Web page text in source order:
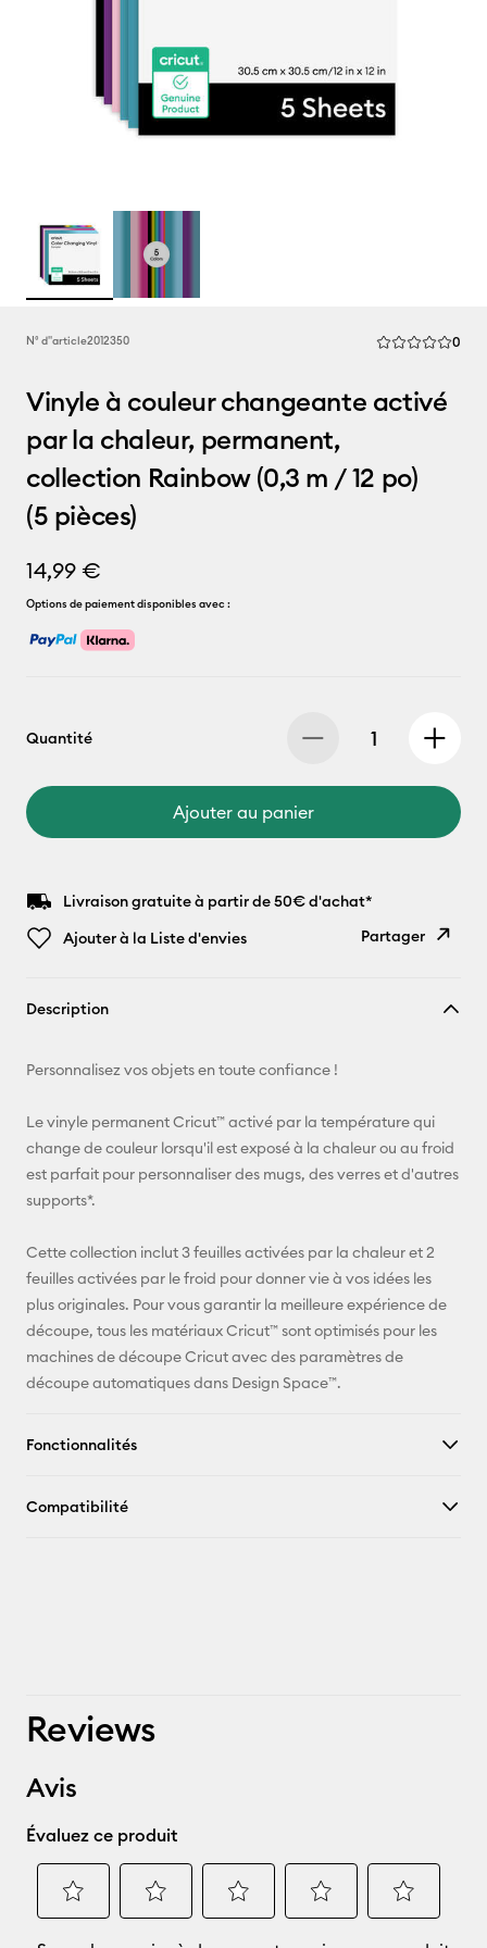
N° d''article2012350 La note 0
Vinyle à couleur changeante activé
par la chaleur, permanent,
collection Rainbow (0,3 m / 12 po)
(5 pièces)
14,99 €
Options de paiement disponibles avec :
Quantité
Ajouter au panier
Livraison gratuite à partir de 50€ d'achat*
Ajouter à la Liste d'envies
Partager
Pinterest
Facebook
Description
Personnalisez vos objets en toute confiance !
Le vinyle permanent Cricut™ activé par la température qui
change de couleur lorsqu'il est exposé à la chaleur ou au froid
est parfait pour personnaliser des mugs, des verres et d'autres
supports*.
Cette collection inclut 3 feuilles activées par la chaleur et 2
feuilles activées par le froid pour donner vie à vos idées les
plus originales. Pour vous garantir la meilleure expérience de
découpe, tous les matériaux Cricut™ sont optimisés pour les
machines de découpe Cricut avec des paramètres de
découpe automatiques dans Design Space™.
Fonctionnalités
Compatibilité
Reviews